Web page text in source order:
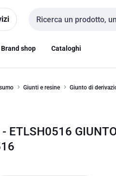
Cerca input
Brand shop Cataloghi
Giunti e resine Giunto di
ETLSH0516